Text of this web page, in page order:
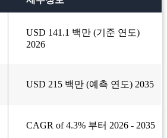
USD 141.1 백만 (기준 연도)
2026
USD 215 백만 (예측 연도) 2035
CAGR of 4.3% 부터 2026 - 2035